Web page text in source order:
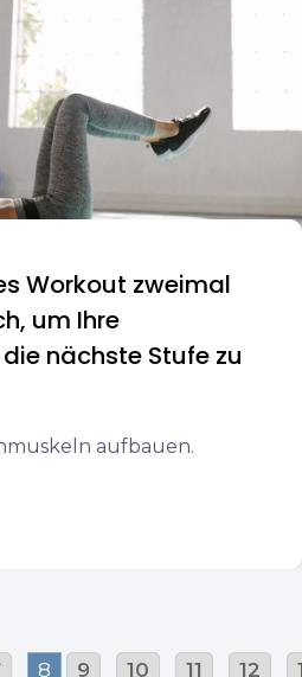
Workout zweimal
um Ihre
nächste Stufe zu
aufbauen.
8 9 10 11 12